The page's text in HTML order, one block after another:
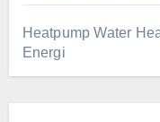
Heatpump Water
Energi